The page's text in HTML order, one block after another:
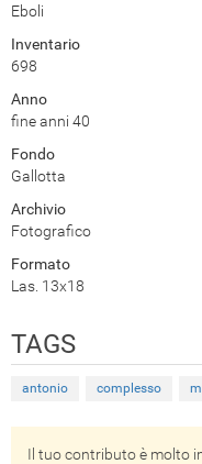
Eboli
Inventario
698
Anno
fine anni 40
Fondo
Gallotta
Archivio
Fotografico
Formato
Las. 13x18
TAGS
antonio complesso
Il tuo contributo è molto